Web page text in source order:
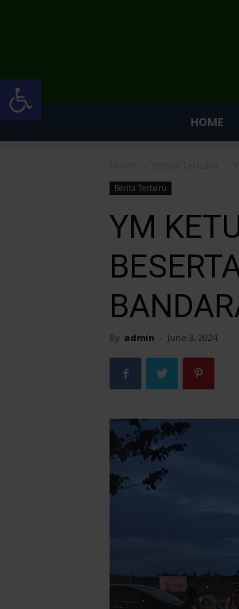
Open toolbar
HOME
Berita Terbaru
YM
By admin - June 3, 2024